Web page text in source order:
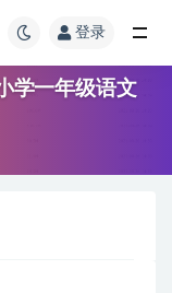
登录
学一年级语文